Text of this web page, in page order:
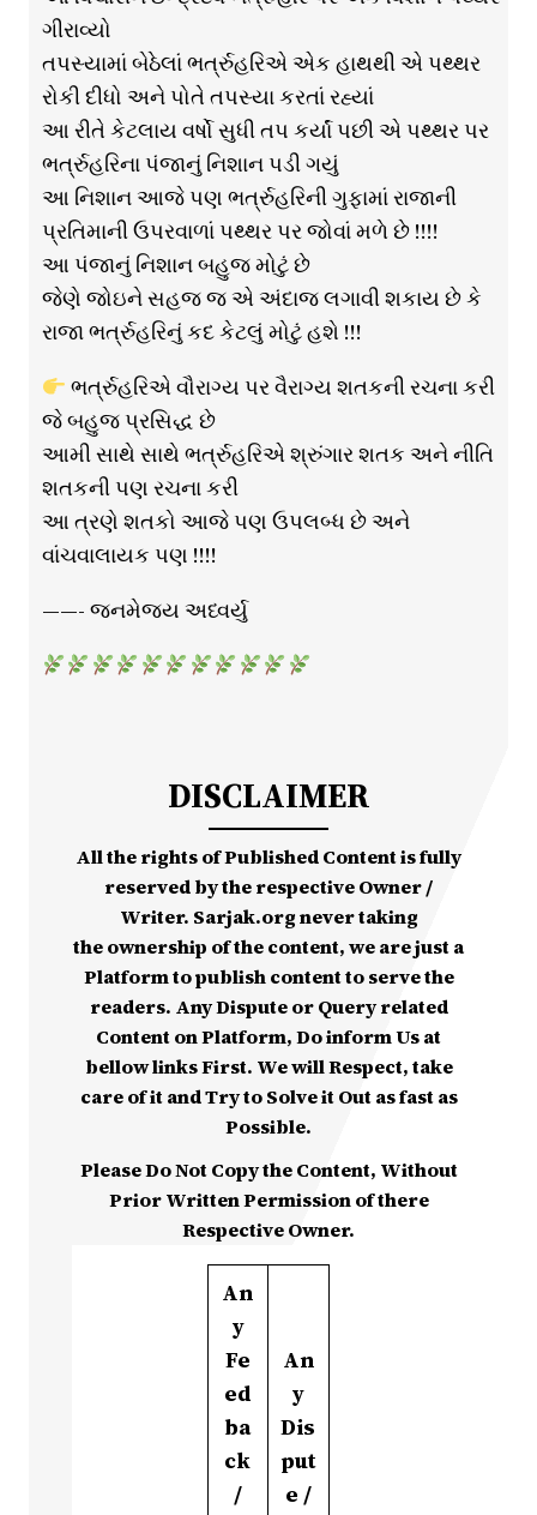
ગીરાવ્યો
તપસ્યામાં બેઠેલાં ભર્ત્રુહરિએ એક હાથથી એ પથ્થર
રોકી દીધો અને પોતે તપસ્યા કરતાં રહ્યાં
આ રીતે કેટલાય વર્ષો સુધી તપ કર્યાં પછી એ પથ્થર પર
ભર્ત્રુહરિના પંજાનું નિશાન પડી ગયું
આ નિશાન આજે પણ ભર્ત્રુહરિની ગુફામાં રાજાની
પ્રતિમાની ઉપરવાળાં પથ્થર પર જોવાં મળે છે !!!!
આ પંજાનું નિશાન બહુજ મોટું છે
જેણે જોઇને સહજ જ એ અંદાજ લગાવી શકાય છે કે
રાજા ભર્ત્રુહરિનું કદ કેટલું મોટું હશે !!!
ભર્ત્રુહરિએ વૌરાગ્ય પર વૈરાગ્ય શતકની રચના કરી
જે બહુજ પ્રસિદ્ધ છે
આમી સાથે સાથે ભર્ત્રુહરિએ શ્રુંગાર શતક અને નીતિ
શતકની પણ રચના કરી
આ ત્રણે શતકો આજે પણ ઉપલબ્ધ છે અને
વાંચવાલાયક પણ !!!!
——- જનમેજય અધ્વર્યુ
DISCLAIMER
All the rights of Published Content is fully
reserved by the respective Owner /
Writer. Sarjak.org never taking
the ownership of the content, we are just a
Platform to publish content to serve the
readers. Any Dispute or Query related
Content on Platform, Do inform Us at
bellow links First. We will Respect, take
care of it and Try to Solve it Out as fast as
Possible.
Please Do Not Copy the Content, Without
Prior Written Permission of there
Respective Owner.
An
y
Fe
ed
ba
ck
/
An
y
Dis
put
e /